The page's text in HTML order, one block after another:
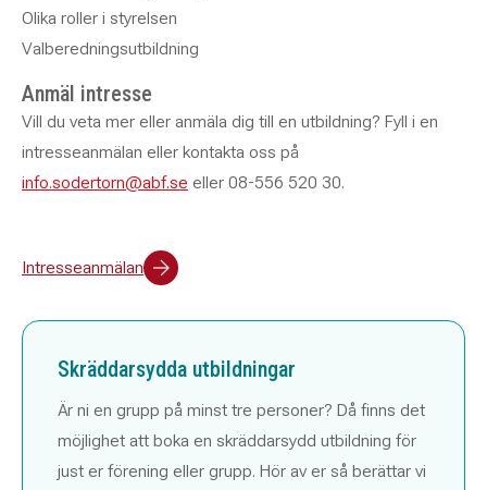
Olika roller i styrelsen
Valberedningsutbildning
Anmäl intresse
Vill du veta mer eller anmäla dig till en utbildning? Fyll i en
intresseanmälan eller kontakta oss på
info.sodertorn@abf.se eller 08-556 520 30.
Intresseanmälan
Skräddarsydda utbildningar
Är ni en grupp på minst tre personer? Då finns det
möjlighet att boka en skräddarsydd utbildning för
just er förening eller grupp. Hör av er så berättar vi